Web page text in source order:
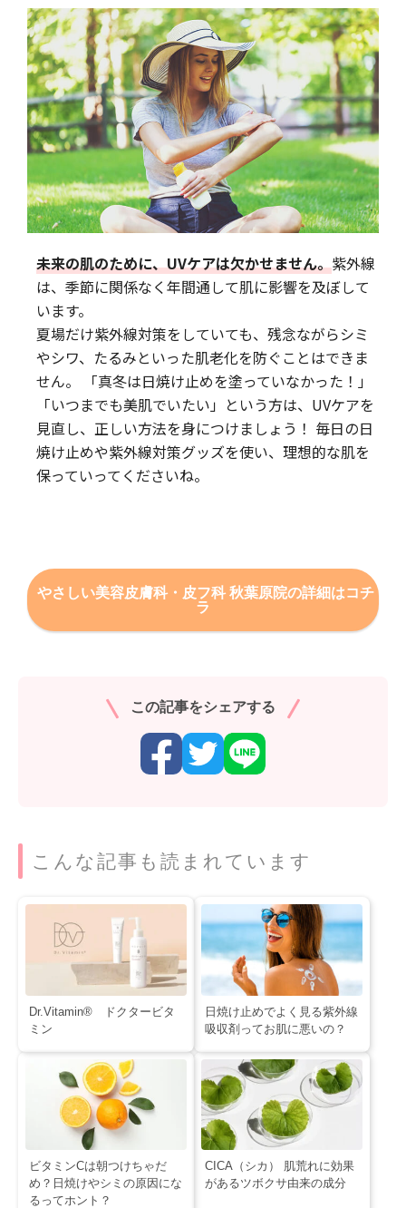
未来の肌のために、UVケアは欠かせません。紫外線
は、季節に関係なく年間通して肌に影響を及ぼして
います。
夏場だけ紫外線対策をしていても、残念ながらシミ
やシワ、たるみといった肌老化を防ぐことはできま
せん。 「真冬は日焼け止めを塗っていなかった！」
「いつまでも美肌でいたい」という方は、UVケアを
見直し、正しい方法を身につけましょう！ 毎日の日
焼け止めや紫外線対策グッズを使い、理想的な肌を
保っていってくださいね。
やさしい美容皮膚科・皮フ科 秋葉原院の詳細はコチ
ラ
この記事をシェアする
こんな記事も読まれています
Dr.Vitamin® ドクタービタ
ミン
日焼け止めでよく見る紫外線
吸収剤ってお肌に悪いの？
ビタミンCは朝つけちゃだ
め？日焼けやシミの原因にな
るってホント？
CICA（シカ） 肌荒れに効果
があるツボクサ由来の成分